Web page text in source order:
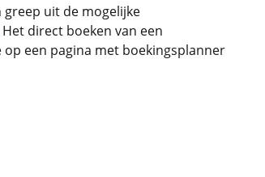
uit de mogelijke
Het direct boeken van een
een pagina met boekingsplanner